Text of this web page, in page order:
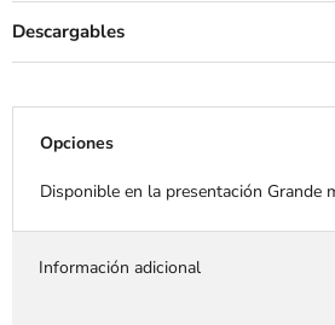
Descargables
Opciones
Disponible en la presentación Grande
Información adicional